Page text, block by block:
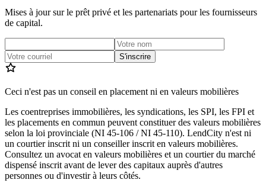
Mises à jour sur le prêt privé et les partenariats pour les fournisseurs
de capital.
S'inscrire
Ceci n'est pas un conseil en placement ni en valeurs mobilières
Les coentreprises immobilières, les syndications, les SPI, les FPI et
les placements en commun peuvent constituer des valeurs mobilières
selon la loi provinciale (NI 45-106 / NI 45-110). LendCity n'est ni
un courtier inscrit ni un conseiller inscrit en valeurs mobilières.
Consultez un avocat en valeurs mobilières et un courtier du marché
dispensé inscrit avant de lever des capitaux auprès d'autres
personnes ou d'investir à leurs côtés.